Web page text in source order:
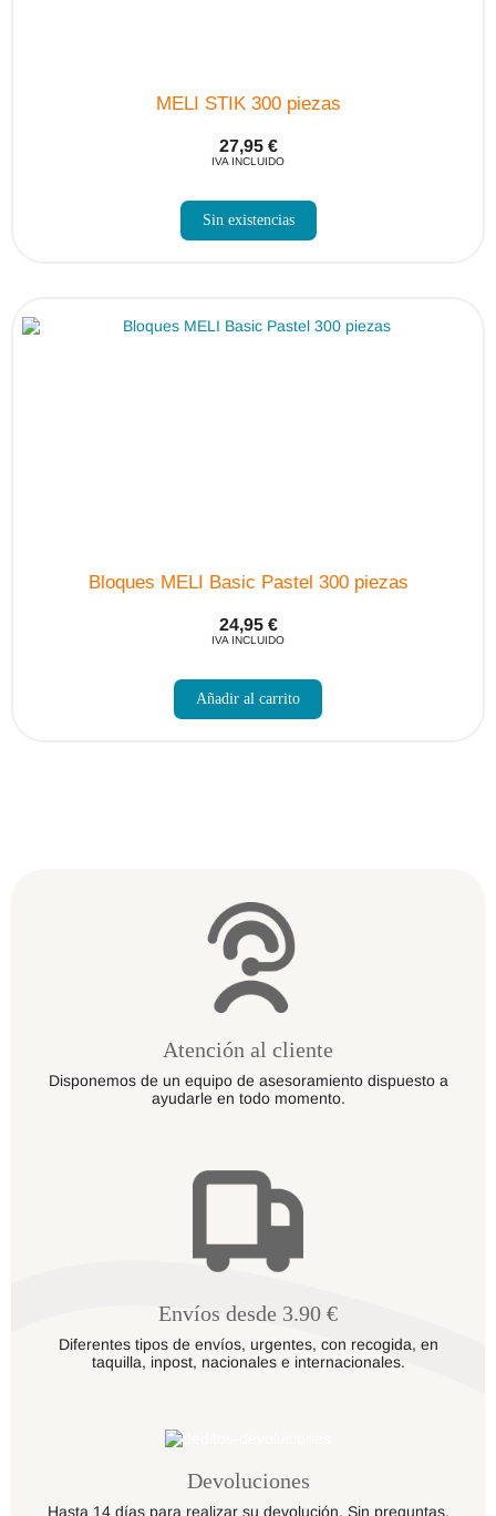
MELI STIK 300 piezas
27,95 €
IVA INCLUIDO
Sin existencias
Bloques MELI Basic Pastel 300 piezas
24,95 €
IVA INCLUIDO
Añadir al carrito
Atención al cliente
Disponemos de un equipo de asesoramiento dispuesto a
ayudarle en todo momento.
Envíos desde 3.90 €
Diferentes tipos de envíos, urgentes, con recogida, en
taquilla, inpost, nacionales e internacionales.
Devoluciones
Hasta 14 días para realizar su devolución. Sin preguntas.